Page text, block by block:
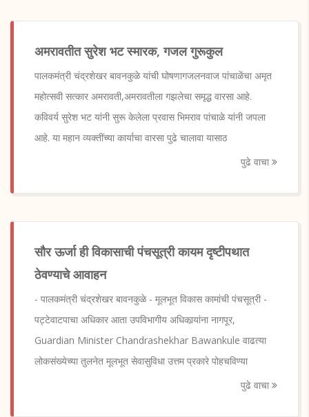
अमरावतीत सुरेश भट स्मारक, गजल गुरूकुल
पालकमंत्री चंद्रशेखर बावनकुळे यांची घोषणागजलनवाज पांचाळेंचा अमृत
महोत्सवी सत्कार अमरावती,अमरावतीला गझलेचा समृद्ध वारसा आहे.
कविवर्य सुरेश भट यांनी सुरू केलेला प्रवास भिमराव पांचाळे यांनी जपला
आहे. या महान व्यक्तींच्या कार्याचा वारसा पुढे चालावा यासाठ
पुढे वाचा
सौर ऊर्जा ही विकासाची पंचसूत्री कायम दृष्टीपथात
ठेवण्याचे आवाहन
- पालकमंत्री चंद्रशेखर बावनकुळे - मूलभूत विकास कामांची पंचसूत्री -
पट्टेवाटपाचा अधिकार आता उपविभागीय अधिकार्‍यांना नागपूर,
Guardian Minister Chandrashekhar Bawankule वाढत्या
लोकसंख्येच्या तुलनेत मूलभूत सेवासुविधा उत्तम प्रकारे पोहचविण्या
पुढे वाचा